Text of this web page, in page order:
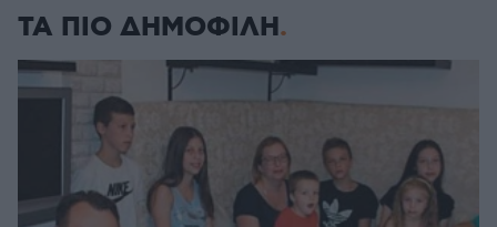
ΤΑ ΠΙΟ ΔΗΜΟΦΙΛΗ